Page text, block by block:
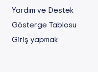
Yardım ve Destek
Gösterge Tablosu
Giriş yapmak